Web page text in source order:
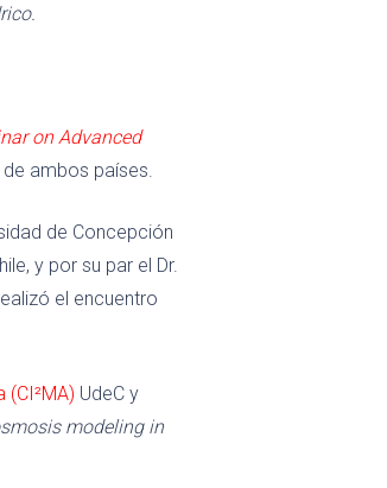
on Advanced
ambos países.
de Concepción
y por su par el Dr.
el encuentro
UdeC y
modeling in